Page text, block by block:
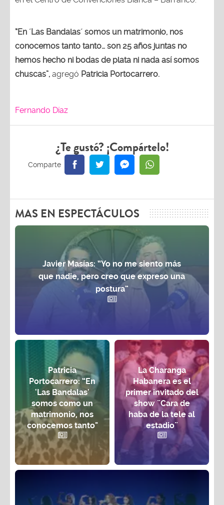
“En ´Las Bandalas´ somos un matrimonio, nos
conocemos tanto tanto… son 25 años juntas no
hemos hecho ni bodas de plata ni nada así somos
chuscas”, agregó Patricia Portocarrero.
Fernando Díaz
¿Te gustó? ¡Compártelo!
MAS EN ESPECTÁCULOS
Javier Masías: “Yo no me siento más
que nadie, pero creo que expreso una
postura”
Patricia
Portocarrero: “En
'Las Bandalas'
somos como un
matrimonio, nos
conocemos tanto"
La Charanga
Habanera es el
primer invitado del
show ¨Cara de
haba de la tele al
estadio¨